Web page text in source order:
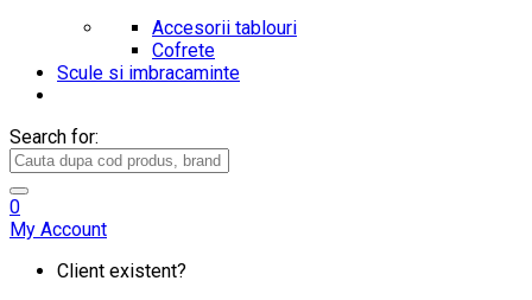
Accesorii tablouri
Cofrete
Scule si imbracaminte
Search for:
0
My Account
Client existent?